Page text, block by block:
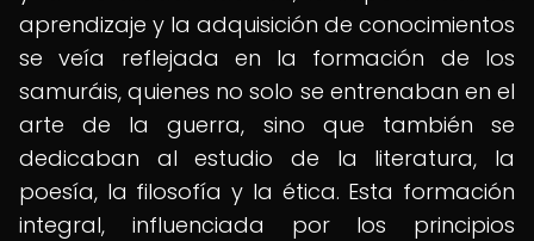
aprendizaje y la adquisición de conocimientos
se veía reflejada en la formación de los
samuráis, quienes no solo se entrenaban en el
arte de la guerra, sino que también se
dedicaban al estudio de la literatura, la
poesía, la filosofía y la ética. Esta formación
integral, influenciada por los principios